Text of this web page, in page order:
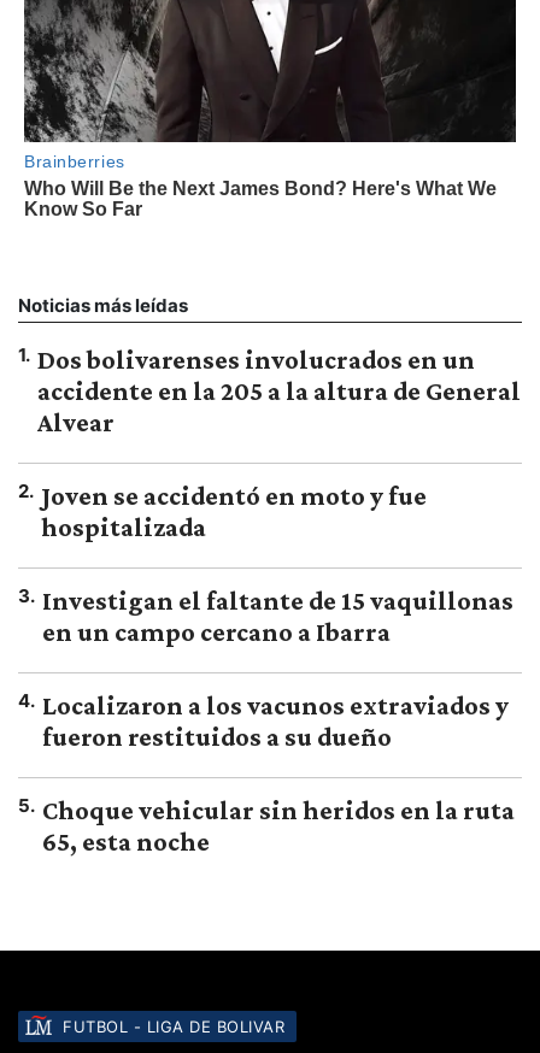
Noticias más leídas
1. Dos bolivarenses involucrados en un
accidente en la 205 a la altura de General
Alvear
2. Joven se accidentó en moto y fue
hospitalizada
3. Investigan el faltante de 15 vaquillonas
en un campo cercano a Ibarra
4. Localizaron a los vacunos extraviados y
fueron restituidos a su dueño
5. Choque vehicular sin heridos en la ruta
65, esta noche
FUTBOL - LIGA DE BOLIVAR